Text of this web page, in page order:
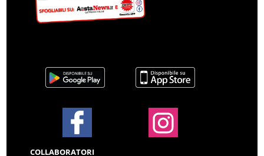
COLLABORATORI